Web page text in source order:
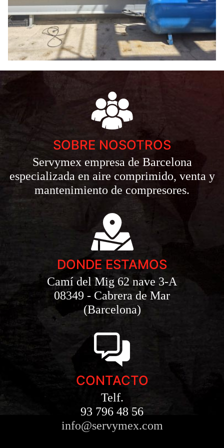
SOBRE NOSOTROS
Servymex empresa de Barcelona
especializada en aire comprimido, venta y
mantenimiento de compresores.
DONDE ESTAMOS
Camí del Mig 62 nave 3-A
08349 - Cabrera de Mar
(Barcelona)
CONTACTO
Telf.
93 796 48 56
info@servymex.com